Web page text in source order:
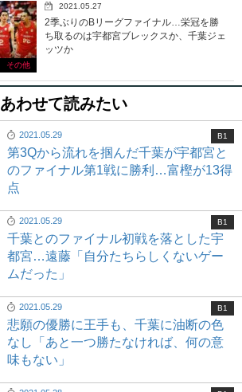
その他
2021.05.27
2季ぶりのBリーグファイナル…栄冠を勝
ち取るのは宇都宮ブレックスか、千葉ジェ
ッツか
あわせて読みたい
2021.05.29
第3Qから流れを掴んだ千葉が宇都宮と
のファイナル第1戦に勝利…富樫が13得
点
B1
2021.05.29
千葉とのファイナル初戦を落とした宇
都宮…遠藤「自分たちらしくないゲー
ムだった」
B1
2021.05.29
悲願の優勝に王手も、千葉に油断の色
なし「あと一つ勝たなければ、何の意
味もない」
B1